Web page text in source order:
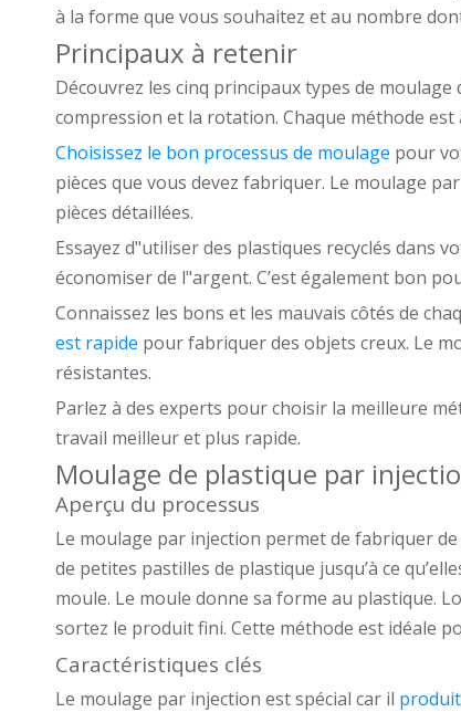
à la forme que vous souhaitez et au nombre
Principaux à retenir
Découvrez les cinq principaux types de moulage
compression et la rotation. Chaque méthode
Choisissez le bon processus de moulage pour
pièces que vous devez fabriquer. Le moulage
pièces détaillées.
Essayez d"utiliser des plastiques recyclés dans
économiser de l"argent. C’est également bon
Connaissez les bons et les mauvais côtés de
est rapide pour fabriquer des objets creux. Le
résistantes.
Parlez à des experts pour choisir la meilleure
travail meilleur et plus rapide.
Moulage de plastique par
Aperçu du processus
Le moulage par injection permet de fabriquer
de petites pastilles de plastique jusqu’à ce
moule. Le moule donne sa forme au plastique.
sortez le produit fini. Cette méthode est idéale
Caractéristiques clés
Le moulage par injection est spécial car il